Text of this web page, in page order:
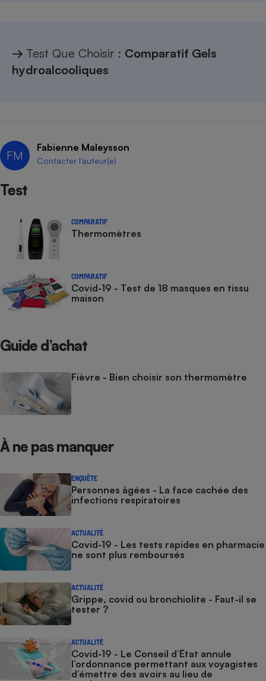
→ Test Que Choisir : Comparatif Gels
hydroalcooliques
FM
Fabienne Maleysson
Contacter l’auteur(e)
Test
COMPARATIF
Thermomètres
COMPARATIF
Covid-19 - Test de 18 masques en tissu
maison
Guide d’achat
Fièvre - Bien choisir son thermomètre
À ne pas manquer
ENQUÊTE
Personnes âgées - La face cachée des
infections respiratoires
ACTUALITÉ
Covid-19 - Les tests rapides en pharmacie
ne sont plus remboursés
ACTUALITÉ
Grippe, covid ou bronchiolite - Faut-il se
tester ?
ACTUALITÉ
Covid-19 - Le Conseil d’État annule
l’ordonnance permettant aux voyagistes
d’émettre des avoirs au lieu de